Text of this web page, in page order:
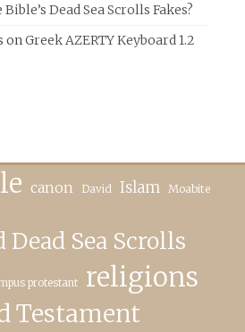
Dead Sea Scrolls Fakes?
onGreek AZERTY Keyboard 1.2
canon David Islam Moabite
Sea Scrolls
protestant religions
Testament